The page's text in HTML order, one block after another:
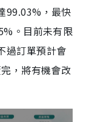
99.03%，最快
。目前未有限
過訂單預計會
，將有機會改